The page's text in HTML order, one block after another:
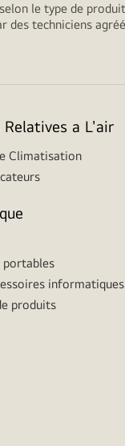
le type de
des techniciens
a L'air
Climatisation
portables
informatiques
produits